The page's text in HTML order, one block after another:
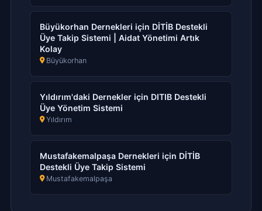
Büyükorhan Dernekleri için DİTİB Destekli
Üye Takip Sistemi | Aidat Yönetimi Artık
Kolay
Büyükorhan
Yıldırım'daki Dernekler için DITIB Destekli
Üye Yönetim Sistemi
Yıldırım
Mustafakemalpaşa Dernekleri için DİTİB
Destekli Üye Takip Sistemi
Mustafakemalpaşa